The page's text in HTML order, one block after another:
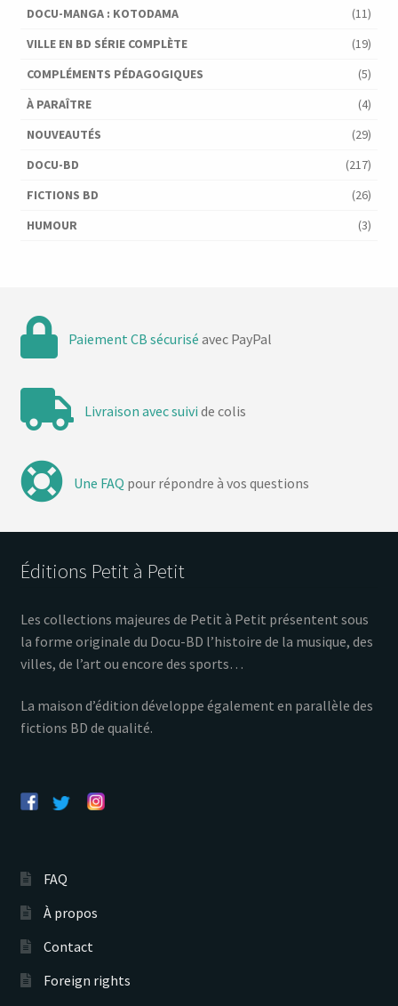
DOCU-MANGA : KOTODAMA
(11)
VILLE EN BD SÉRIE COMPLÈTE
(19)
COMPLÉMENTS PÉDAGOGIQUES
(5)
À PARAÎTRE
(4)
NOUVEAUTÉS
(29)
DOCU-BD
(217)
FICTIONS BD
(26)
HUMOUR
(3)
Paiement CB sécurisé avec PayPal
Livraison avec suivi de colis
Une FAQ pour répondre à vos questions
Éditions Petit à Petit
Les collections majeures de Petit à Petit présentent sous
la forme originale du Docu-BD l’histoire de la musique, des
villes, de l’art ou encore des sports…
La maison d’édition développe également en parallèle des
fictions BD de qualité.
FAQ
À propos
Contact
Foreign rights